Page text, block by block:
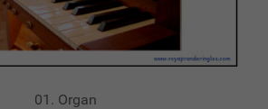
01. Organ